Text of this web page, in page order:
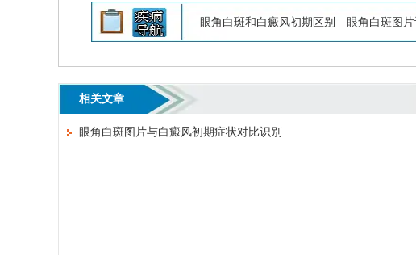
眼角白斑和白癜风初期区别 眼角白斑图
相关文章
眼角白斑图片与白癜风初期症状对比识别